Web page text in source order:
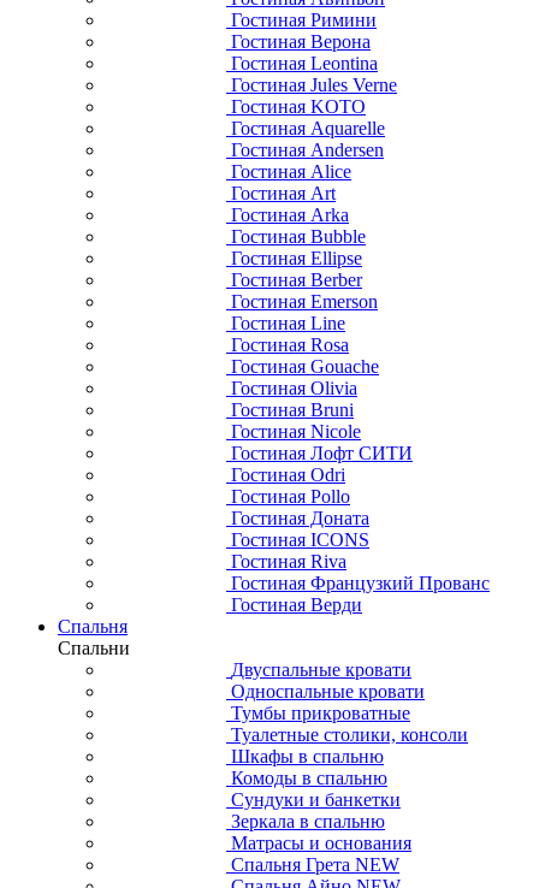
Гостиная Римини
Гостиная Верона
Гостиная Leontina
Гостиная Jules Verne
Гостиная KOTO
Гостиная Aquarelle
Гостиная Andersen
Гостиная Alice
Гостиная Art
Гостиная Arka
Гостиная Bubble
Гостиная Ellipse
Гостиная Berber
Гостиная Emerson
Гостиная Line
Гостиная Rosa
Гостиная Gouache
Гостиная Olivia
Гостиная Bruni
Гостиная Nicole
Гостиная Лофт СИТИ
Гостиная Odri
Гостиная Pollo
Гостиная Доната
Гостиная ICONS
Гостиная Riva
Гостиная Французкий Прованс
Гостиная Верди
Спальня
Спальни
Двуспальные кровати
Односпальные кровати
Тумбы прикроватные
Туалетные столики, консоли
Шкафы в спальню
Комоды в спальню
Сундуки и банкетки
Зеркала в спальню
Матрасы и основания
Спальня Грета NEW